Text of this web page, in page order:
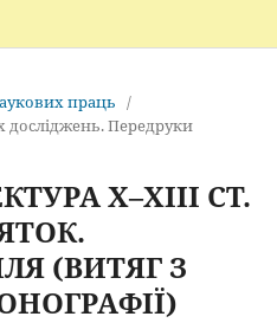
праць /
досліджень. Передруки
Х–ХІІІ СТ.
(ВИТЯГ З